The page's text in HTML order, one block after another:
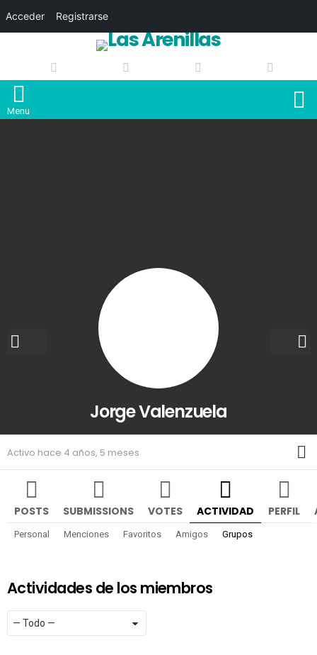
Menu
Jorge Valenzuela
Activo hace 4 años, 5 meses
POSTS SUBMISSIONS VOTES ACTIVIDAD PERFIL
Personal Menciones Favoritos Amigos Grupos
Actividades de los miembros
RSS
Mostrar:
Acceder Registrarse